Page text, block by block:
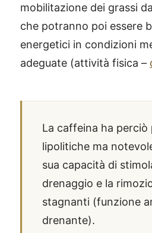
mobilitazione dei grassi
che potranno poi essere
energetici in condizioni
adeguate (attività fisica –
La caffeina ha perciò
lipolitiche ma
sua capacità di
drenaggio e la
stagnanti (funzione
drenante).